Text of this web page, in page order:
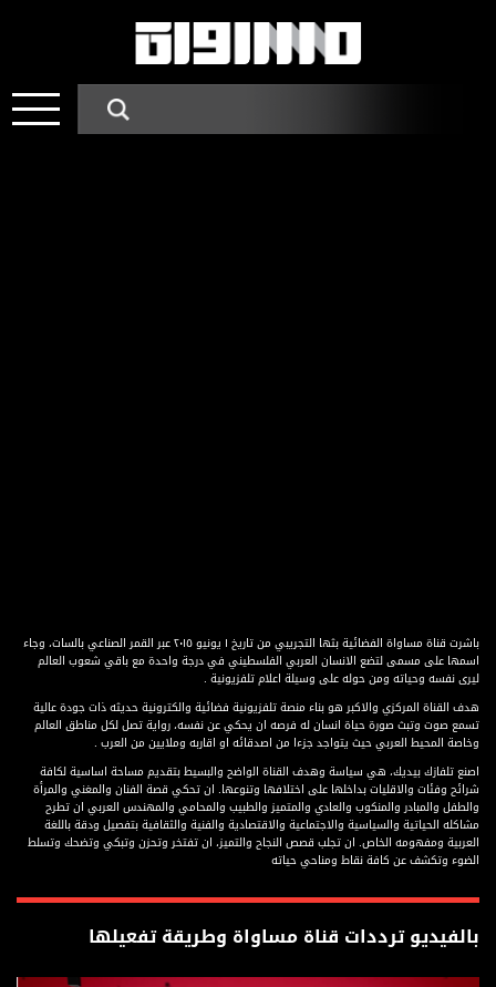
باشرت قناة مساواة الفضائية بثها التجريبي من تاريخ ١ يونيو ٢٠١٥ عبر القمر الصناعي بالسات، وجاء
اسمها على مسمى لتضع الانسان العربي الفلسطيني في درجة واحدة مع باقي شعوب العالم
ليرى نفسه وحياته ومن حوله على وسيلة اعلام تلفزيونية .
هدف القناة المركزي والاكبر هو بناء منصة تلفزيونية فضائية والكترونية حديثه ذات جودة عالية
تسمع صوت وتبث صورة حياة انسان له فرصه ان يحكي عن نفسه، رواية تصل لكل مناطق العالم
وخاصة المحيط العربي حيث يتواجد جزءا من اصدقائه او اقاربه وملايين من العرب .
اصنع تلفازك بيديك، هي سياسة وهدف القناة الواضح والبسيط بتقديم مساحة اساسية لكافة
شرائح وفئات والاقليات بداخلها على اختلافها وتنوعها. ان تحكي قصة الفنان والمغني والمرأة
والطفل والمبادر والمنكوب والعادي والمتميز والطبيب والمحامي والمهندس العربي ان تطرح
مشاكله الحياتية والسياسية والاجتماعية والاقتصادية والفنية والثقافية بتفصيل ودقة باللغة
العربية ومفهومه الخاص. ان تجلب قصص النجاح والتميز، ان تفتخر وتحزن وتبكي وتضحك وتسلط
الضوء وتكشف عن كافة نقاط ومناحي حياته
بالفيديو ترددات قناة مساواة وطريقة تفعيلها